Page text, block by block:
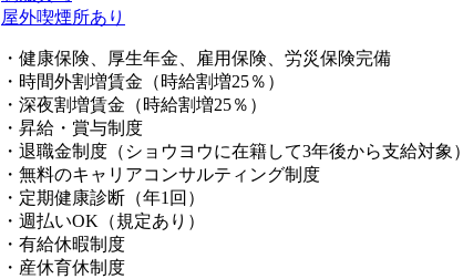
屋外喫煙所あり
・健康保険、厚生年金、雇用保険、労災保険完備
・時間外割増賃金（時給割増25％）
・深夜割増賃金（時給割増25％）
・昇給・賞与制度
・退職金制度（ショウヨウに在籍して3年後から支給対象）
・無料のキャリアコンサルティング制度
・定期健康診断（年1回）
・週払いOK（規定あり）
・有給休暇制度
・産休育休制度